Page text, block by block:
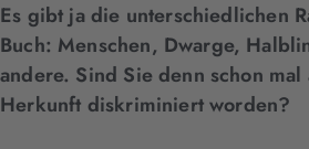
Es gibt ja die unterschiedlichen
Buch: Menschen, Dwarge,
andere. Sind Sie denn schon
Herkunft diskriminiert worden?